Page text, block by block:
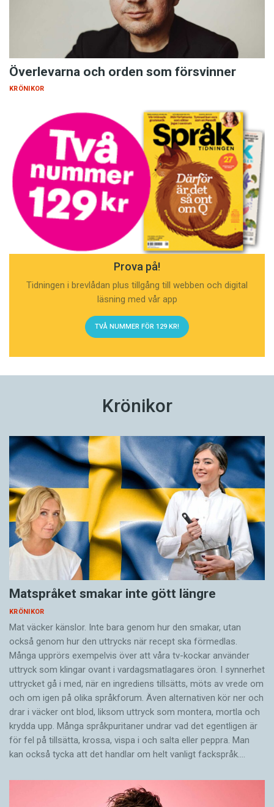
Överlevarna och orden som försvinner
KRÖNIKOR
Prova på!
Tidningen i brevlådan plus tillgång till webben och digital
läsning med vår app
TVÅ NUMMER FÖR 129 KR!
Krönikor
Matspråket smakar inte gött längre
KRÖNIKOR
Mat väcker känslor. Inte bara genom hur den smakar, utan
också genom hur den uttrycks när recept ska förmedlas.
Många upprörs exempelvis över att våra tv-kockar använder
uttryck som klingar ovant i vardagsmatlagares öron. I synnerhet
uttrycket gå i med, när en ingrediens tillsätts, möts av vrede om
och om igen på olika språkforum. Även alternativen kör ner och
drar i väcker ont blod, liksom uttryck som montera, mortla och
krydda upp. Många språkpuritaner undrar vad det egentligen är
för fel på tillsätta, krossa, vispa i och salta eller peppra. Man
kan också tycka att det handlar om helt vanligt fackspråk.…